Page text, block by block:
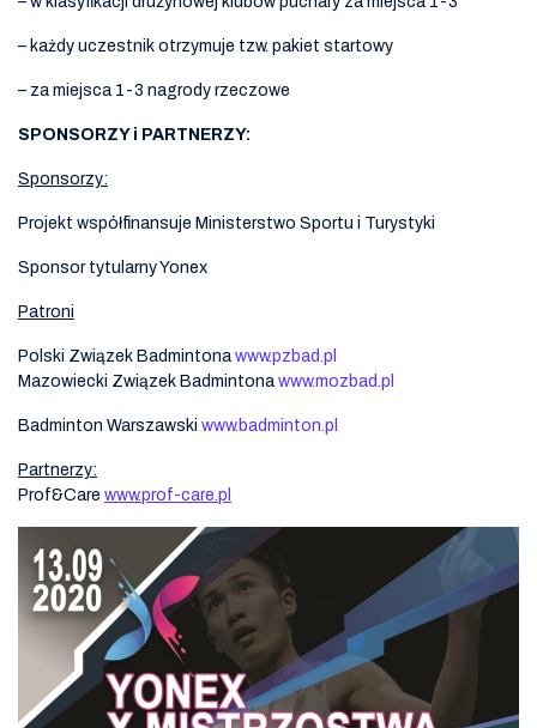
– każdy uczestnik otrzymuje tzw. pakiet startowy
– za miejsca 1-3 nagrody rzeczowe
SPONSORZY i PARTNERZY:
Sponsorzy:
Projekt współfinansuje Ministerstwo Sportu i Turystyki
Sponsor tytularny Yonex
Patroni
Polski Związek Badmintona www.pzbad.pl
Mazowiecki Związek Badmintona www.mozbad.pl
Badminton Warszawski www.badminton.pl
Partnerzy:
Prof&Care www.prof-care.pl